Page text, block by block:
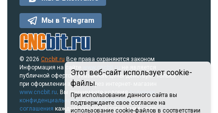
Этот веб-сайт использует cookie-
файлы.
При использовании данного сайта вы
подтверждаете свое согласие на
использование cookie-файлов в соответствии
Мы в Telegram
© 2026 Cncbit.ru Все права охраняются законом
Информация на сайте
www.cncbit.ru
публичной офертой. Указанные цены действуют только
при оформлении заказа через интернет- магазин
www.cncbit.ru. Вы принимаете условияполитики
конфиденциальностиипользовательского
соглашения каждый раз, когда оставляете свои